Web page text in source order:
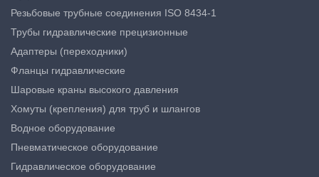
Резьбовые трубные соединения ISO 8434-1
Трубы гидравлические прецизионные
Адаптеры (переходники)
Фланцы гидравлические
Шаровые краны высокого давления
Хомуты (крепления) для труб и шлангов
Водное оборудование
Пневматическое оборудование
Гидравлическое оборудование